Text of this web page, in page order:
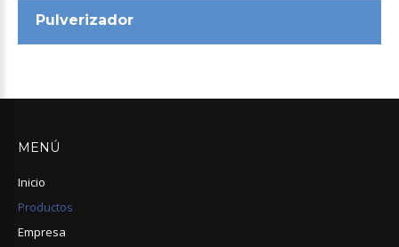
Pulverizador
MENÚ
Inicio
Productos
Empresa